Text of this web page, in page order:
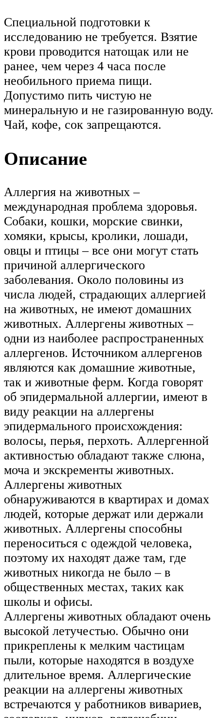
Специальной подготовки к
исследованию не требуется. Взятие
крови проводится натощак или не
ранее, чем через 4 часа после
необильного приема пищи.
Допустимо пить чистую не
минеральную и не газированную воду.
Чай, кофе, сок запрещаются.
Описание
Аллергия на животных –
международная проблема здоровья.
Собаки, кошки, морские свинки,
хомяки, крысы, кролики, лошади,
овцы и птицы – все они могут стать
причиной аллергического
заболевания. Около половины из
числа людей, страдающих аллергией
на животных, не имеют домашних
животных. Аллергены животных –
одни из наиболее распространенных
аллергенов. Источником аллергенов
являются как домашние животные,
так и животные ферм. Когда говорят
об эпидермальной аллергии, имеют в
виду реакции на аллергены
эпидермального происхождения:
волосы, перья, перхоть. Аллергенной
активностью обладают также слюна,
моча и экскременты животных.
Аллергены животных
обнаруживаются в квартирах и домах
людей, которые держат или держали
животных. Аллергены способны
переноситься с одеждой человека,
поэтому их находят даже там, где
животных никогда не было – в
общественных местах, таких как
школы и офисы.
Аллергены животных обладают очень
высокой летучестью. Обычно они
прикреплены к мелким частицам
пыли, которые находятся в воздухе
длительное время. Аллергические
реакции на аллергены животных
встречаются у работников вивариев,